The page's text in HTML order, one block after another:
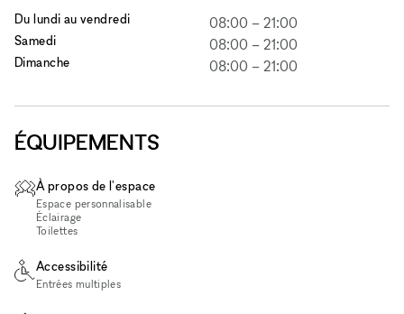
Du lundi au vendredi 08:00 – 21:00
Samedi 08:00 – 21:00
Dimanche 08:00 – 21:00
ÉQUIPEMENTS
À propos de l'espace
Espace personnalisable
Éclairage
Toilettes
Accessibilité
Entrées multiples